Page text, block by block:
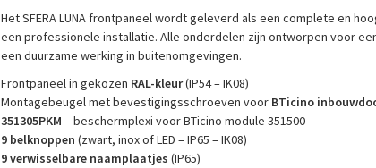
Het SFERA LUNA frontpaneel wordt geleverd als een complete en
een professionele installatie. Alle onderdelen zijn ontworpen voor
een duurzame werking in buitenomgevingen.
Frontpaneel in gekozen RAL-kleur(IP54 – IK08)
Montagebeugel met bevestigingsschroeven voor BTicino
351305PKM – beschermplexi voor BTicino module 351500
9 belknoppen (zwart, inox of LED – IP65 – IK08)
9 verwisselbare naamplaatjes (IP65)